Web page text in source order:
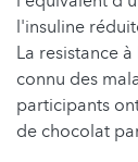
l'insuline
La resistance à
connu des
participants
de chocolat